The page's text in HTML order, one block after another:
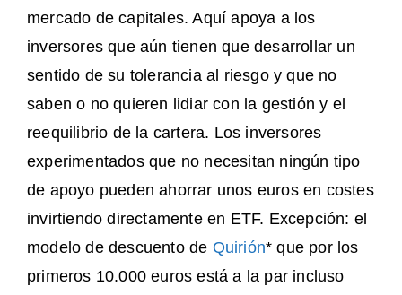
mercado de capitales. Aquí apoya a los
inversores que aún tienen que desarrollar un
sentido de su tolerancia al riesgo y que no
saben o no quieren lidiar con la gestión y el
reequilibrio de la cartera. Los inversores
experimentados que no necesitan ningún tipo
de apoyo pueden ahorrar unos euros en costes
invirtiendo directamente en ETF. Excepción: el
modelo de descuento de Quirión* que por los
primeros 10.000 euros está a la par incluso